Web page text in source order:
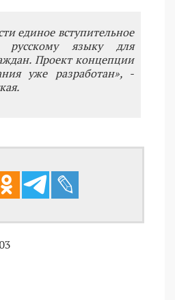
единое вступительное
языку для
Проект концепции
уже разработан», -